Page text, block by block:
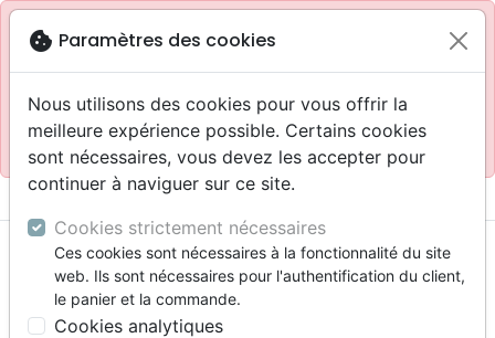
blockSite réservé aux professionnels
Accès pour les professionnels : Se connecter
Site pour le grand public : La Maison de la Bible
menu
cookie Paramètres des cookies
Nous utilisons des cookies pour vous offrir la
meilleure expérience possible. Certains cookies
sont nécessaires, vous devez les accepter pour
continuer à naviguer sur ce site.
Cookies strictement nécessaires
Ces cookies sont nécessaires à la fonctionnalité du site
web. Ils sont nécessaires pour l'authentification du client,
le panier et la commande.
Cookies analytiques